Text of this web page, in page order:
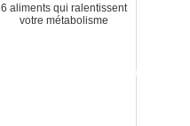
6 aliments qui ralentissent
votre métabolisme